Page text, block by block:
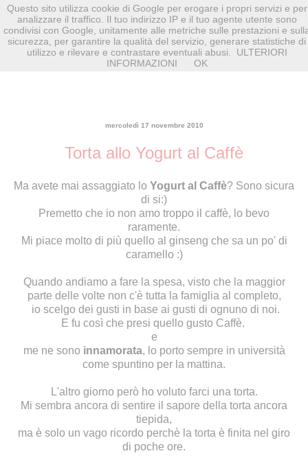
mercoledì 17 novembre 2010
Torta allo Yogurt al Caffè
Ma avete mai assaggiato lo Yogurt al Caffè? Sono sicura
di si:)
Premetto che io non amo troppo il caffè, lo bevo
raramente.
Mi piace molto di più quello al ginseng che sa un po' di
caramello :)
Quando andiamo a fare la spesa, visto che la maggior
parte delle volte non c'è tutta la famiglia al completo,
io scelgo dei gusti in base ai gusti di ognuno di noi.
E fu così che presi quello gusto Caffè.
e
me ne sono innamorata, lo porto sempre in università
come spuntino per la mattina.
L'altro giorno però ho voluto farci una torta.
Mi sembra ancora di sentire il sapore della torta ancora
tiepida,
ma è solo un vago ricordo perchè la torta è finita nel giro
di poche ore.
Questo sito utilizza cookie di Google per erogare i propri servizi e per
analizzare il traffico. Il tuo indirizzo IP e il tuo agente utente sono
condivisi con Google, unitamente alle metriche sulle prestazioni e
sicurezza, per garantire la qualità del servizio, generare statistiche di
utilizzo e rilevare e contrastare eventuali abusi.
ULTERIORI
INFORMAZIONI
OK